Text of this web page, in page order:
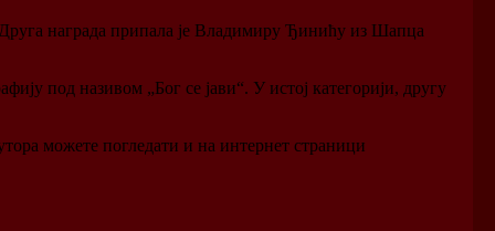
награда припала је Владимиру Ђинићу из Шапца
под називом „Бог се јави“. У истој категорији, другу
можете погледати и на интернет страници